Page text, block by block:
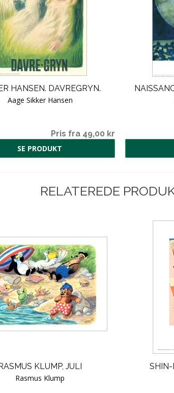
HANSEN. DAVREGRYN.
Aage Sikker Hansen
Pris fra 49,00 kr
SE PRODUKT
RELATEREDE
KLUMP, JULI
Rasmus Klump
SHIN-